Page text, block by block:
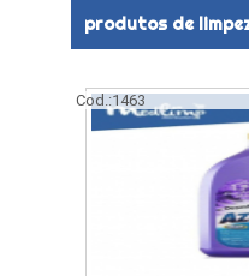
produtos de
Cod.:1463